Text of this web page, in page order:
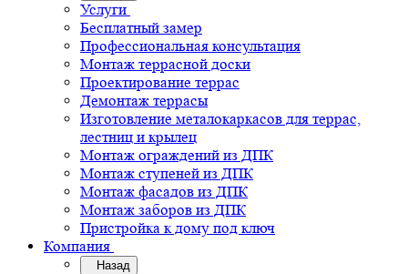
Услуги
Бесплатный замер
Профессиональная консультация
Монтаж террасной доски
Проектирование террас
Демонтаж террасы
Изготовление металокаркасов для террас,
лестниц и крылец
Монтаж ограждений из ДПК
Монтаж ступеней из ДПК
Монтаж фасадов из ДПК
Монтаж заборов из ДПК
Пристройка к дому под ключ
Компания
Назад